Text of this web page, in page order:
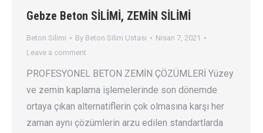
Gebze Beton SİLİMİ, ZEMİN SİLİMİ
Beton Silimi By Beton Silim Ustası
Nisan 7, 2021
Leave a comment
PROFESYONEL BETON ZEMİN ÇÖZÜMLERİ Yüzey
ve zemin kaplama işlemelerinde son dönemde
ortaya çıkan alternatiflerin çok olmasına karşı her
zaman aynı çözümlerin arzu edilen standartlarda